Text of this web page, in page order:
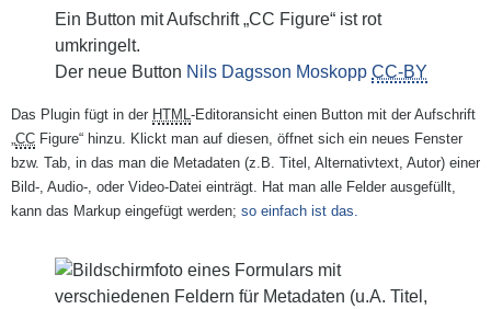
Der neue Button Nils Dagsson Moskopp CC-BY
Das Plugin fügt in der HTML-Editoransicht einen Button mit der Aufschrift
„CC Figure“ hinzu. Klickt man auf diesen, öffnet sich ein neues Fenster
bzw. Tab, in das man die Metadaten (z.B. Titel, Alternativtext, Autor) einer
Bild-, Audio-, oder Video-Datei einträgt. Hat man alle Felder ausgefüllt,
kann das Markup eingefügt werden; so einfach ist das.